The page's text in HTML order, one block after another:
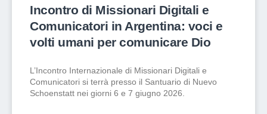
Incontro di Missionari Digitali e
Comunicatori in Argentina: voci e
volti umani per comunicare Dio
L’Incontro Internazionale di Missionari Digitali e
Comunicatori si terrà presso il Santuario di Nuevo
Schoenstatt nei giorni 6 e 7 giugno 2026.